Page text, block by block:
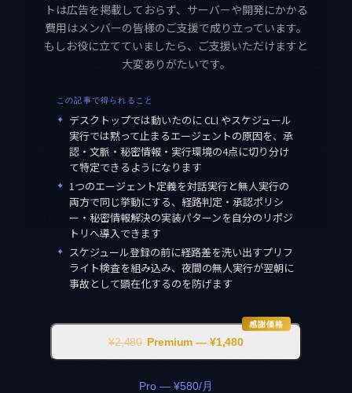
トは広告を掲載しておらず、サーバーや開発にかかる
費用はメンバーの皆様のご支援で成り立っています。
もしお役に立てていましたら、ご支援いただけますと
大変ありがたいです。
この記事で得られること
✦ デスクトップでは動いたのに CLI やスケジュール
実行では黙って止まるエージェントの原因を、承
認・文脈・秘密情報・実行環境の4点に切り分け
て特定できるようになります
✦ 1つのエージェント定義を対話実行と無人実行の
両方で同じ挙動にする、経路判定・承認ポリシ
ー・秘密情報解決の実装パターンを自分のリポジ
トリへ導入できます
✦
スケジュール登録の前に経路差を洗い出すプリフ
ライト検査を組み込み、夜間の無人実行が翌朝に
事故として顕在化するのを防げます
感謝価格
¥2,480 Premium — ¥1,480
Pro — ¥580/月